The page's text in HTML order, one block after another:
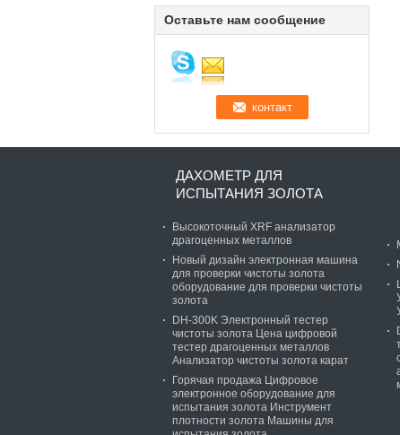
Оставьте нам сообщение
ДАХОМЕТР ДЛЯ
ИСПЫТАНИЯ ЗОЛОТА
Высокоточный XRF анализатор
драгоценных металлов
Новый дизайн электронная машина
для проверки чистоты золота
оборудование для проверки чистоты
золота
DH-300K Электронный тестер
чистоты золота Цена цифровой
тестер драгоценных металлов
Анализатор чистоты золота карат
Горячая продажа Цифровое
электронное оборудование для
испытания золота Инструмент
плотности золота Машины для